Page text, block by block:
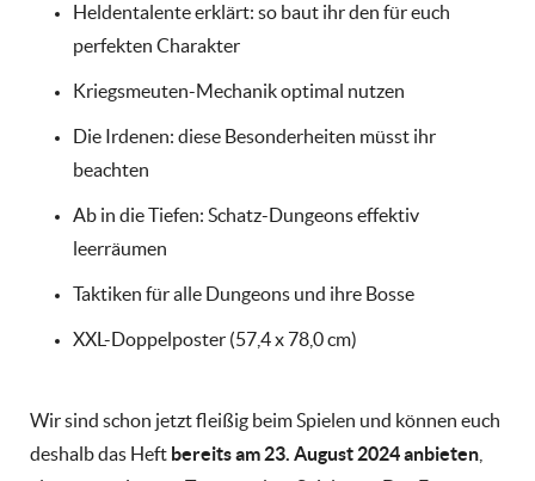
Heldentalente erklärt: so baut ihr den für euch
perfekten Charakter
Kriegsmeuten-Mechanik optimal nutzen
Die Irdenen: diese Besonderheiten müsst ihr
beachten
Ab in die Tiefen: Schatz-Dungeons effektiv
leerräumen
Taktiken für alle Dungeons und ihre Bosse
XXL-Doppelposter (57,4 x 78,0 cm)
Wir sind schon jetzt fleißig beim Spielen und können euch
deshalb das Heft bereits am 23. August 2024 anbieten